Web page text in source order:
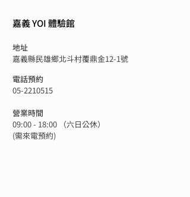
嘉義 YOI 體驗館
地址
嘉義縣民雄鄉北斗村覆鼎金12-1號
電話預約
05-2210515
營業時間
09:00 - 18:00 （六日公休）
​(需來電預約)